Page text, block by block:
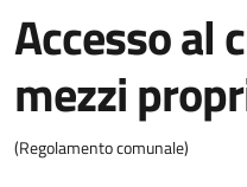
Accesso al
mezzi
(Regolamento comunale)